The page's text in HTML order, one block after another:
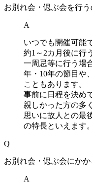
お別れ会・偲ぶ会を行
A
いつでも開催可能
約1～2カ月後に行
一周忌等に行う場
年・10年の節目や
こともあります。
事前に日程を決め
親しかった方の多
思いに故人との最
の特長といえます。
Q
お別れ会・偲ぶ会にか
A